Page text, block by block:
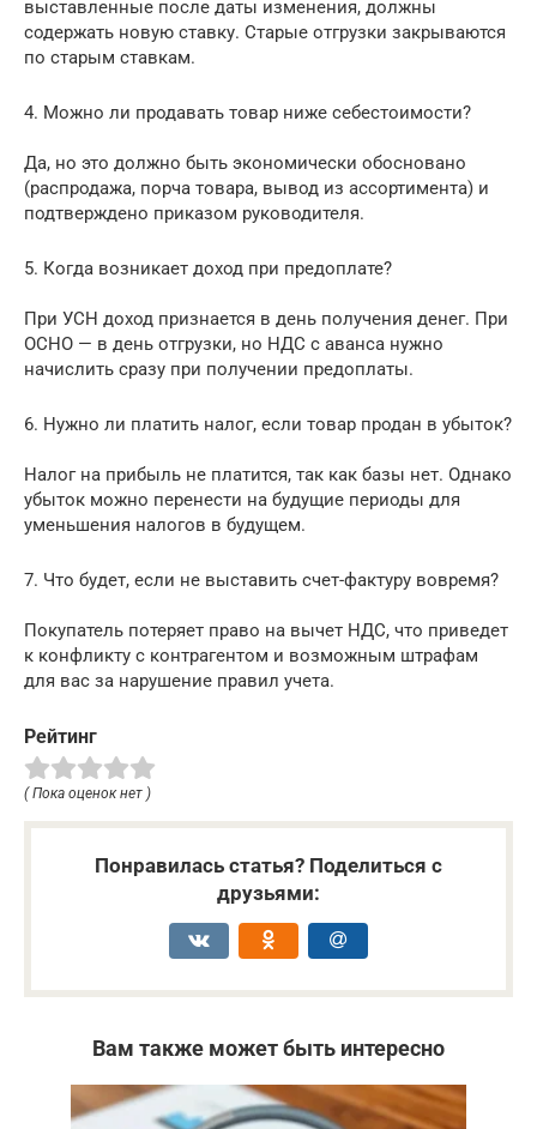
выставленные после даты изменения, должны
содержать новую ставку. Старые отгрузки закрываются
по старым ставкам.
4. Можно ли продавать товар ниже себестоимости?
Да, но это должно быть экономически обосновано
(распродажа, порча товара, вывод из ассортимента) и
подтверждено приказом руководителя.
5. Когда возникает доход при предоплате?
При УСН доход признается в день получения денег. При
ОСНО — в день отгрузки, но НДС с аванса нужно
начислить сразу при получении предоплаты.
6. Нужно ли платить налог, если товар продан в убыток?
Налог на прибыль не платится, так как базы нет. Однако
убыток можно перенести на будущие периоды для
уменьшения налогов в будущем.
7. Что будет, если не выставить счет-фактуру вовремя?
Покупатель потеряет право на вычет НДС, что приведет
к конфликту с контрагентом и возможным штрафам
для вас за нарушение правил учета.
Рейтинг
( Пока оценок нет )
Понравилась статья? Поделиться с
друзьями:
Вам также может быть интересно